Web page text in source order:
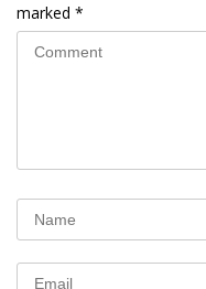
marked *